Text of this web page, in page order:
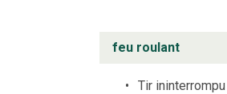
feu roulant
Tir ininterrompu